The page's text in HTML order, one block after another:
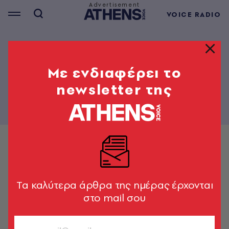
VOICE RADIO
ΜΟΥΣΙΚΗ
Mε ενδιαφέρει το
newsletter της
Tα καλύτερα άρθρα της ημέρας έρχονται
στο mail σου